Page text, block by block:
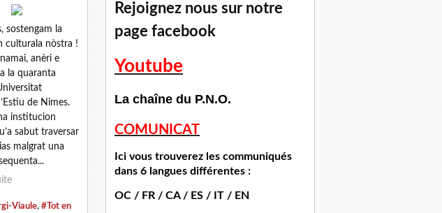
sostengam la
culturala nòstra !
anèri e
la quaranta
de Nimes.
institucion
sabut traversar
malgrat una
Viaule, #Tot en
Rejoignez nous sur notre
page facebook
Youtube
La chaîne du P.N.O.
COMUNICAT
Ici vous trouverez les communiqués
dans 6 langues différentes :
OC / FR / CA / ES / IT / EN